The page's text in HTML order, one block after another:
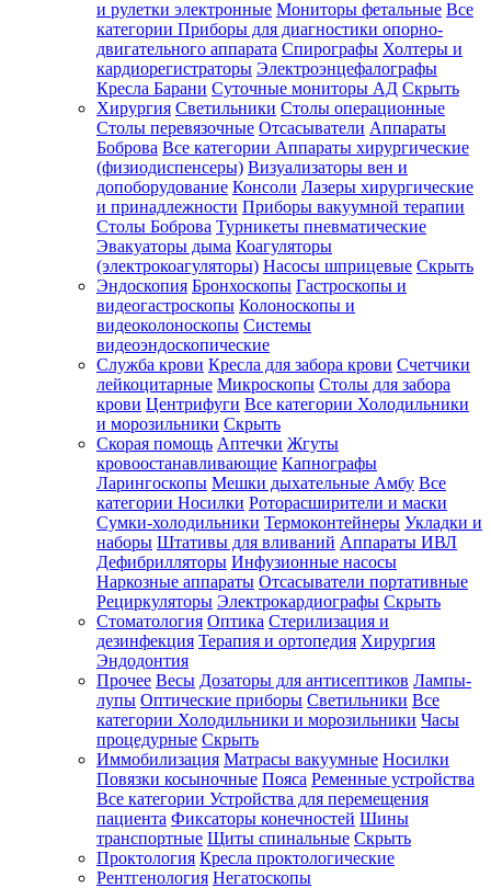
и рулетки электронные Мониторы фетальные Все
категории Приборы для диагностики опорно-
двигательного аппарата Спирографы Холтеры и
кардиорегистраторы Электроэнцефалографы
Кресла Барани Суточные мониторы АД Скрыть
Хирургия Светильники Столы операционные
Столы перевязочные Отсасыватели Аппараты
Боброва Все категории Аппараты хирургические
(физиодиспенсеры) Визуализаторы вен и
допоборудование Консоли Лазеры хирургические
и принадлежности Приборы вакуумной терапии
Столы Боброва Турникеты пневматические
Эвакуаторы дыма Коагуляторы
(электрокоагуляторы) Насосы шприцевые Скрыть
Эндоскопия Бронхоскопы Гастроскопы и
видеогастроскопы Колоноскопы и
видеоколоноскопы Системы
видеоэндоскопические
Служба крови Кресла для забора крови Счетчики
лейкоцитарные Микроскопы Столы для забора
крови Центрифуги Все категории Холодильники
и морозильники Скрыть
Скорая помощь Аптечки Жгуты
кровоостанавливающие Капнографы
Ларингоскопы Мешки дыхательные Амбу Все
категории Носилки Роторасширители и маски
Сумки-холодильники Термоконтейнеры Укладки и
наборы Штативы для вливаний Аппараты ИВЛ
Дефибрилляторы Инфузионные насосы
Наркозные аппараты Отсасыватели портативные
Рециркуляторы Электрокардиографы Скрыть
Стоматология Оптика Стерилизация и
дезинфекция Терапия и ортопедия Хирургия
Эндодонтия
Прочее Весы Дозаторы для антисептиков Лампы-
лупы Оптические приборы Светильники Все
категории Холодильники и морозильники Часы
процедурные Скрыть
Иммобилизация Матрасы вакуумные Носилки
Повязки косыночные Пояса Ременные устройства
Все категории Устройства для перемещения
пациента Фиксаторы конечностей Шины
транспортные Щиты спинальные Скрыть
Проктология Кресла проктологические
Рентгенология Негатоскопы